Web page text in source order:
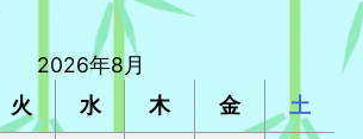
2026年8月
火 水 木 金 土